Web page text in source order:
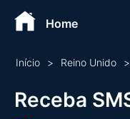
Home
Início > Reino Unido >
Receba